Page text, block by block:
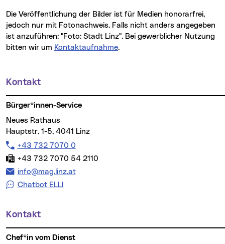
Die Veröffentlichung der Bilder ist für Medien honorarfrei,
jedoch nur mit Fotonachweis. Falls nicht anders angegeben
ist anzuführen: "Foto: Stadt Linz". Bei gewerblicher Nutzung
bitten wir um Kontaktaufnahme.
Weitere Informationen
Kontakt
Bürger*innen-Service
Neues Rathaus
Hauptstr. 1-5, 4041 Linz
Telefon:
+43 732 7070 0
Fax:
+43 732 7070 54 2110
E-Mail Adresse:
info@mag.linz.at
Chatbot ELLI
Kontakt
Chef*in vom Dienst